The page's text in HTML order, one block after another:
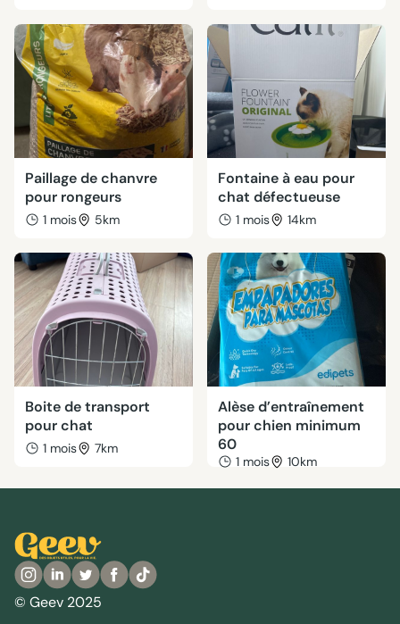
Paillage de chanvre
pour rongeurs
1 mois 5km
Fontaine à eau pour
chat défectueuse
1 mois 14km
Boite de transport
pour chat
1 mois 7km
Alèse d’entraînement
pour chien minimum
60
1 mois 10km
© Geev 2025